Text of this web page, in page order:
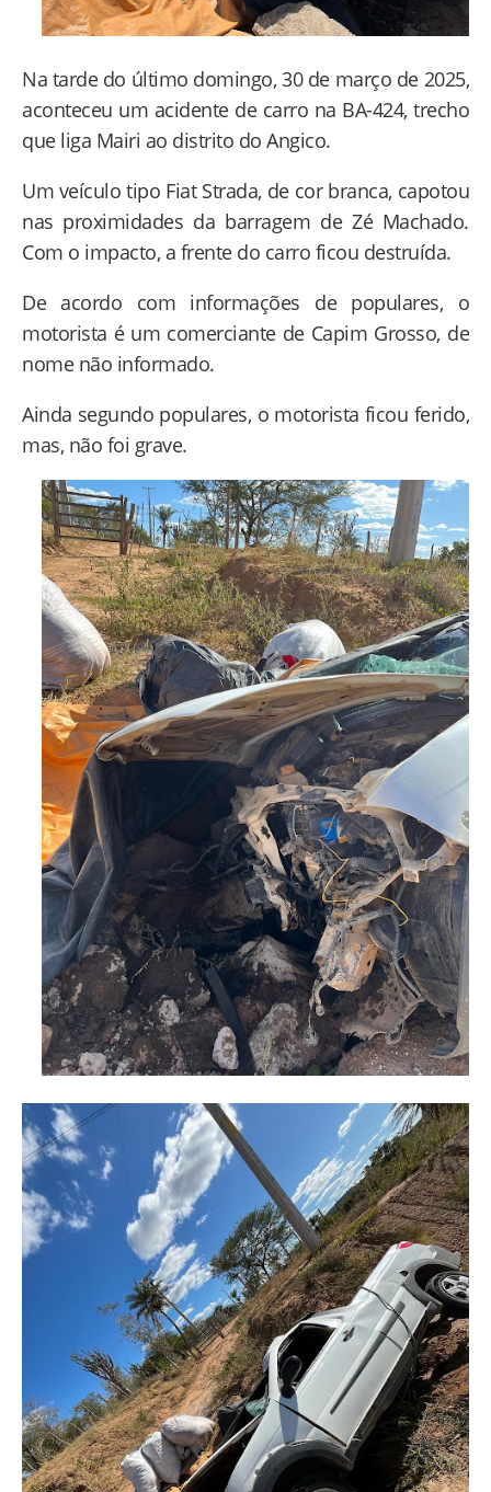
Na tarde do último domingo, 30 de março de 2025,
aconteceu um acidente de carro na BA-424, trecho
que liga Mairi ao distrito do Angico.
Um veículo tipo Fiat Strada, de cor branca, capotou
nas proximidades da barragem de Zé Machado.
Com o impacto, a frente do carro ficou destruída.
De acordo com informações de populares, o
motorista é um comerciante de Capim Grosso, de
nome não informado.
Ainda segundo populares, o motorista ficou ferido,
mas, não foi grave.